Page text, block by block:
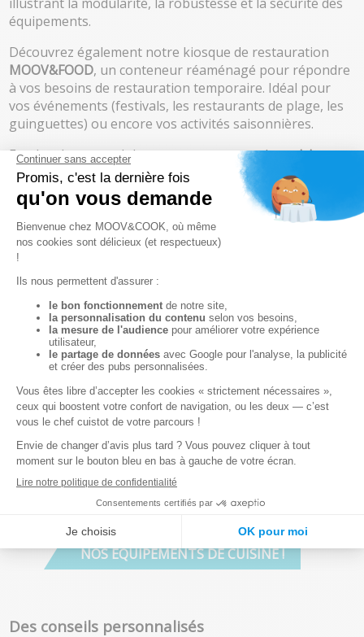
équipements.
Découvrez également notre kiosque de restauration
MOOV&FOOD, un conteneur réaménagé pour répondre
à vos besoins de restauration temporaire. Idéal pour
vos événements (festivals, les restaurants de plage, les
guinguettes) ou encore vos activités saisonnières.
En plus de ces modules, nous proposons descuisines
complètes, comprenant des modules de préparation
froide, de lavage, de stockage ainsi que des chambres
froides.Conçues pour répondre aux exigences des
cuisines professionnelles, nos installations allient
performance et adaptabilité, idéales pour vos projets de
cuisine collective ou événementielle.
NOTRE GAMME MODULAIRE !
Nos équipements de cuisine en action
Assistez à des démonstrations réalisées par Léandre,
notre chef cuisinier, utilisant les équipements
MOOV&COOK. Vous verrez comment ces outils peuvent
transformer votre façon de cuisiner.
Nous proposons une large gamme de matériel de
cuisine professionnel (chaud, froid, préparation,
mobilier CHR, etc…) et assurons l’installation sur site
NOS ÉQUIPEMENTS DE CUISINE !
Des conseils personnalisés